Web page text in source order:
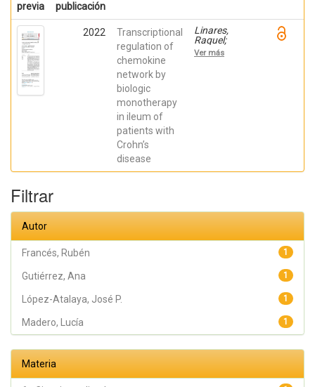
previa
publicación
2022
Transcriptional
regulation of
chemokine
network by
biologic
monotherapy
in ileum of
patients with
Crohn’s
disease
Linares,
Raquel;
Gutiérrez,
Ana;
Ver más
Filtrar
Autor
1
Francés, Rubén
1
Gutiérrez, Ana
1
López-Atalaya, José P.
1
Madero, Lucía
Materia